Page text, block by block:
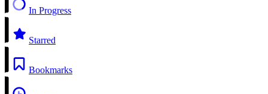
In Progress
Starred
Bookmarks